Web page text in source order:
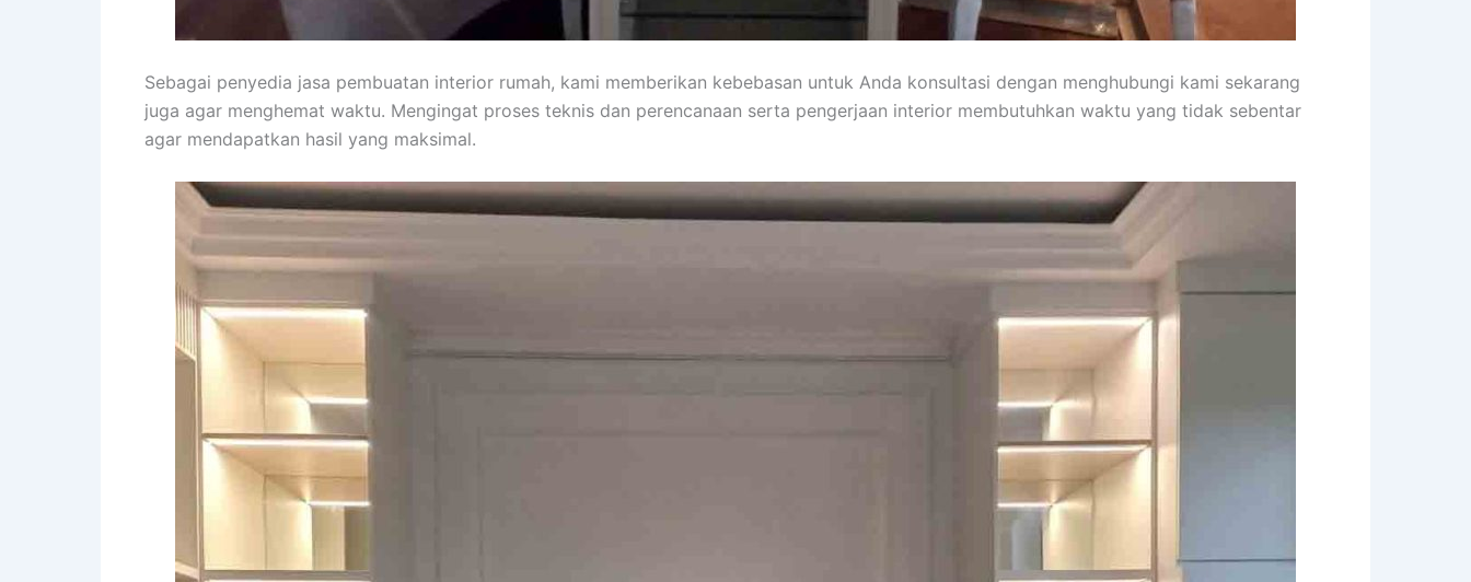
Sebagai penyedia jasa pembuatan interior rumah, kami memberikan kebebasan untuk Anda konsultasi dengan menghubungi kami sekarang
juga agar menghemat waktu. Mengingat proses teknis dan perencanaan serta pengerjaan interior membutuhkan waktu yang tidak sebentar
agar mendapatkan hasil yang maksimal.